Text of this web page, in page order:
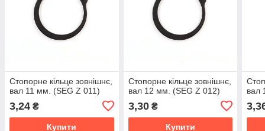
Стопорне кільце зовнішнє,
вал 11 мм. (SEG Z 011)
3,24 ₴
Купити
Стопорне кільце зовнішнє,
вал 12 мм. (SEG Z 012)
3,30₴
Купити
вал